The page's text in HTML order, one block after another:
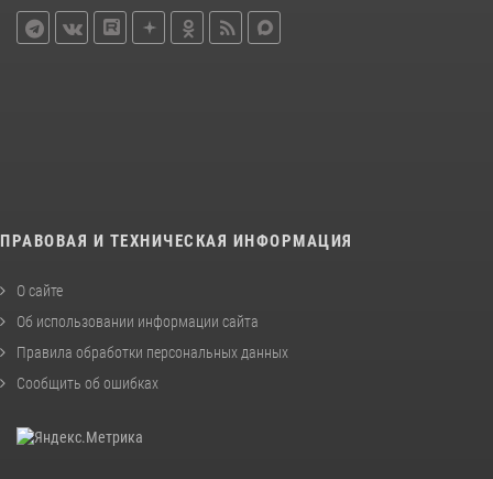
ПРАВОВАЯ И ТЕХНИЧЕСКАЯ ИНФОРМАЦИЯ
О сайте
Об использовании информации сайта
Правила обработки персональных данных
Сообщить об ошибках